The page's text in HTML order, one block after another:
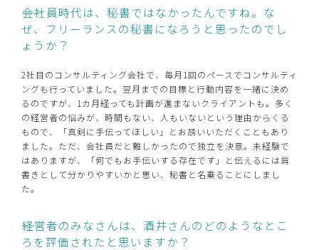
――会社員時代は、秘書ではなかったんですね。な
ぜ、フリーランスの秘書になろうと思ったのでし
ょうか？
2社目のコンサルティング会社で、毎月1回のペースでコンサルティ
ングも行っていました。翌月までの目標と行動内容を一緒に決め
るのですが、1カ月経っても計画が進まないクライアントも。多く
の経営者の悩みが、時間もない、人もいないという理由からくる
もので、「真剣に手伝ってほしい」とお誘いいただくこともあり
ました。ただ、会社員だと難しかったので独立を決意。未経験で
はありますが、「何でもお手伝いする存在です」と伝えるには肩
書きとして分かりやすいかと思い、秘書と名乗ることにしまし
た。
――経営者のみなさんは、酒井さんのどのようなとこ
ろを評価されたと思いますか？